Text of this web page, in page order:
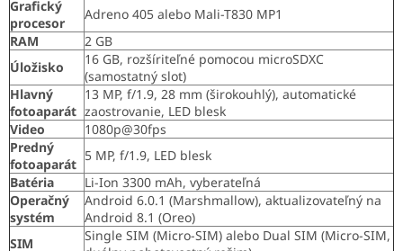
Grafický
procesor
Adreno 405 alebo Mali-T830 MP1
RAM
2 GB
Úložisko
16 GB, rozšíriteľné pomocou microSDXC
(samostatný slot)
Hlavný
fotoaparát
13 MP, f/1.9, 28 mm (širokouhlý), automatické
zaostrovanie, LED blesk
Video
1080p@30fps
Predný
fotoaparát
5 MP, f/1.9, LED blesk
Batéria
Li-Ion 3300 mAh, vyberateľná
Operačný
systém
Android 6.0.1 (Marshmallow), aktualizovateľný na
Android 8.1 (Oreo)
SIM
Single SIM (Micro-SIM) alebo Dual SIM (Micro-SIM,